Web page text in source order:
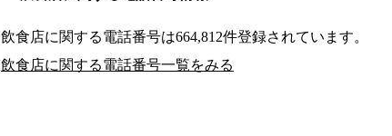
飲食店に関する電話番号は664,812件登録されています。
飲食店に関する電話番号一覧をみる